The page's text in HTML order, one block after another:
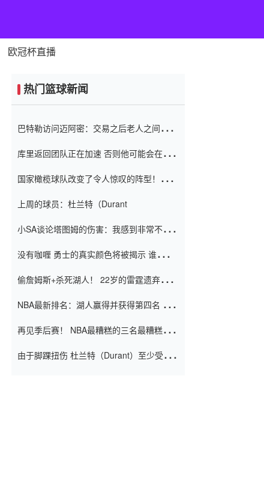
欧冠杯直播
热门篮球新闻
巴特勒访问迈阿密：交易之后老人之间的第
库里返回团队正在加速 否则他可能会在下
起了人们的关注
国家橄榄球队改变了令人惊叹的阵型！伊万
上周的球员：杜兰特（Durant
小SA谈论塔图姆的伤害：我感到非常不舒
没有咖喱 勇士的真实颜色将被揭示 谁注意
偷詹姆斯+杀死湖人！ 22岁的雷霆遗弃儿子
亿元人民币的合同
NBA最新排名：湖人赢得并获得第四名 小
再见季后赛！ NBA最糟糕的三名最糟糕的
由于脚踝扭伤 杜兰特（Durant）至少受伤